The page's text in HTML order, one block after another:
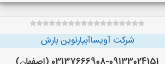
شرکت آویساآبیارنوین بارش